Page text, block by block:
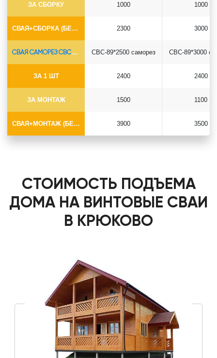
ЗА СБОРКУ
СВАЯ+СБОРКА (БЕЗ ОГОЛОВКА)
1000
2300
1000
3000
СВАЯ САМОРЕЗ СВС-Ø89*6.5
ЗА 1 ШТ
ЗА МОНТАЖ
СВАЯ+МОНТАЖ (БЕЗ ОГОЛОВКА)
СВС-89*2500 саморез
2400
1500
3900
СВС-89*3000
2400
1100
3500
СТОИМОСТЬ ПОДЪЕМА
ДОМА НА ВИНТОВЫЕ СВАИ
В КРЮКОВО